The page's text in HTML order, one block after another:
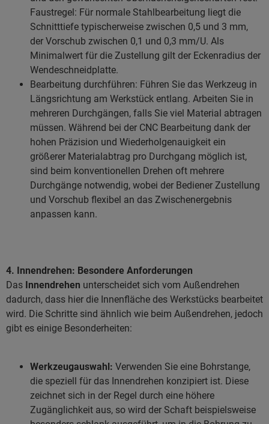
Faustregel: Für normale Stahlbearbeitung liegt die
Schnitttiefe typischerweise zwischen 0,5 und 3 mm,
der Vorschub zwischen 0,1 und 0,3 mm/U. Als
Minimalwert für die Zustellung gilt der Eckenradius der
Wendeschneidplatte.
Bearbeitung durchführen: Führen Sie das Werkzeug in
Längsrichtung am Werkstück entlang. Arbeiten Sie in
mehreren Durchgängen, falls Sie viel Material abtragen
müssen. Während bei der CNC Bearbeitung dank der
hohen Präzision und Wiederholgenauigkeit ein
größerer Materialabtrag pro Durchgang möglich ist,
sind beim konventionellen Drehen oft mehrere
Durchgänge notwendig, wobei der Bediener Zustellung
und Vorschub flexibel an das Zwischenergebnis
anpassen kann.
4. Innendrehen: Besondere Anforderungen
Das Innendrehen unterscheidet sich vom Außendrehen
dadurch, dass hier die Innenfläche des Werkstücks bearbeitet
wird. Die Schritte sind ähnlich wie beim Außendrehen, jedoch
gibt es einige Besonderheiten:
Werkzeugauswahl: Verwenden Sie eine Bohrstange,
die speziell für das Innendrehen konzipiert ist. Diese
zeichnet sich in der Regel durch eine höhere
Zugänglichkeit aus, so wird der Schaft beispielsweise